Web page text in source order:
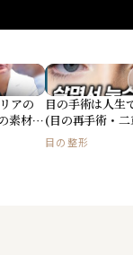
アの
素材と
目の手術は人生
(目の再手術・
目の整形